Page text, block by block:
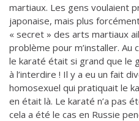
martiaux. Les gens voulaient
japonaise, mais plus
« secret » des arts martiaux
problème pour m’installer. Au
le karaté était si grand que le
à l’interdire ! Il y a eu un fait
homosexuel qui pratiquait le
en était là. Le karaté n’a pas
cela a été le cas en Russie